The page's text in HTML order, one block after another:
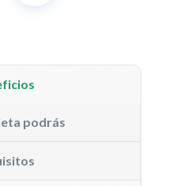
podrás